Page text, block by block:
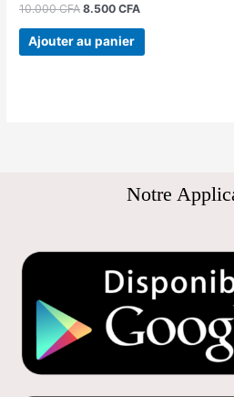
10.000CFA 8.500CFA
Ajouter au panier
Notre